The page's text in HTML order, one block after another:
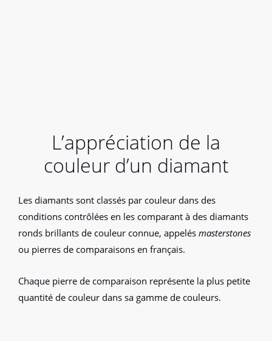
L’appréciation de la
couleur d’un diamant
Les diamants sont classés par couleur dans des
conditions contrôlées en les comparant à des diamants
ronds brillants de couleur connue, appelés masterstones
ou pierres de comparaisons en français.
Chaque pierre de comparaison représente la plus petite
quantité de couleur dans sa gamme de couleurs.